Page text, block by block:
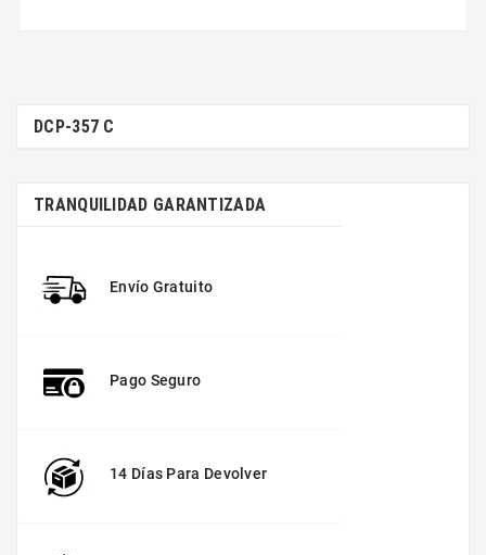
DCP-357 C
TRANQUILIDAD GARANTIZADA
Envío Gratuito
Pago Seguro
14 Días Para Devolver